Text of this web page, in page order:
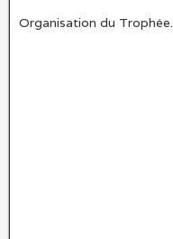
Organisation du Trophée.